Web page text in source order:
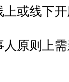
或线下
原则上